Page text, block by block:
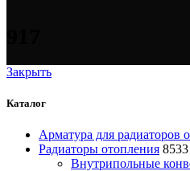
Закрыть
Каталог
Арматура для радиаторов
Радиаторы отопления 8533
Внутрипольные